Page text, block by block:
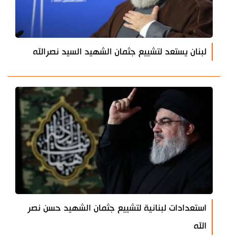
لبنان يستعد لتشييع جثمان الشهيد السيد نصرالله
استعدادات لبنانية لتشييع جثمان الشهيد حسن نصر
الله